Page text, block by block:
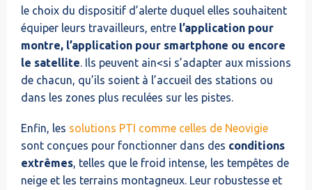
le choix du dispositif d’alerte duquel elles souhaitent
équiper leurs travailleurs, entre l’application pour
montre, l’application pour smartphone ou encore
le satellite . Ils peuvent ain<si s’adapter aux missions
de chacun, qu’ils soient à l’accueil des stations ou
dans les zones plus reculées sur les pistes.
Enfin, les solutions PTI comme celles de Neovigie
sont conçues pour fonctionner dans des conditions
extrêmes, telles que le froid intense, les tempêtes de
neige et les terrains montagneux. Leur robustesse et